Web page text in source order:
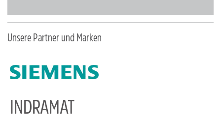
Unsere Partner und Marken
INDRAMAT